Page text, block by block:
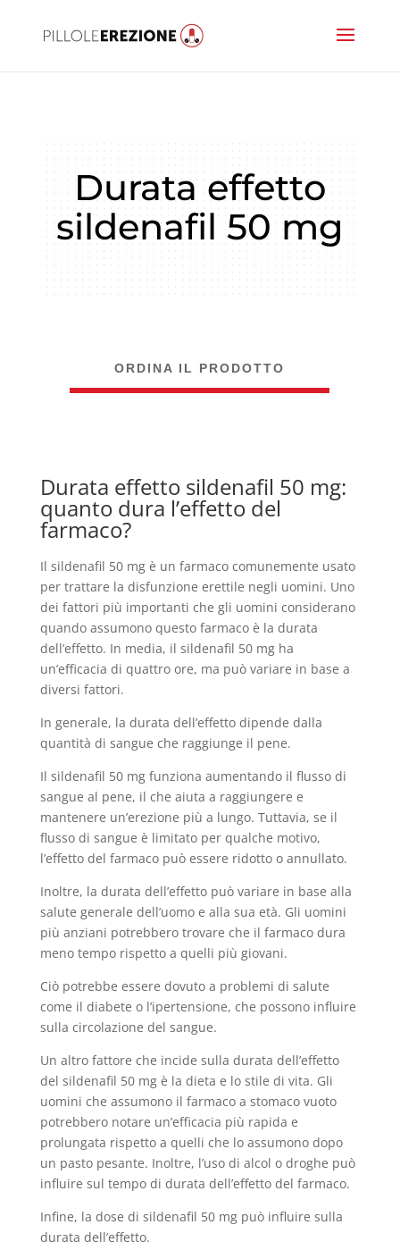
Durata effetto
sildenafil 50 mg
ORDINA IL PRODOTTO
Durata effetto sildenafil 50 mg:
quanto dura l’effetto del
farmaco?
Il sildenafil 50 mg è un farmaco comunemente usato
per trattare la disfunzione erettile negli uomini. Uno
dei fattori più importanti che gli uomini considerano
quando assumono questo farmaco è la durata
dell’effetto. In media, il sildenafil 50 mg ha
un’efficacia di quattro ore, ma può variare in base a
diversi fattori.
In generale, la durata dell’effetto dipende dalla
quantità di sangue che raggiunge il pene.
Il sildenafil 50 mg funziona aumentando il flusso di
sangue al pene, il che aiuta a raggiungere e
mantenere un’erezione più a lungo. Tuttavia, se il
flusso di sangue è limitato per qualche motivo,
l’effetto del farmaco può essere ridotto o annullato.
Inoltre, la durata dell’effetto può variare in base alla
salute generale dell’uomo e alla sua età. Gli uomini
più anziani potrebbero trovare che il farmaco dura
meno tempo rispetto a quelli più giovani.
Ciò potrebbe essere dovuto a problemi di salute
come il diabete o l’ipertensione, che possono influire
sulla circolazione del sangue.
Un altro fattore che incide sulla durata dell’effetto
del sildenafil 50 mg è la dieta e lo stile di vita. Gli
uomini che assumono il farmaco a stomaco vuoto
potrebbero notare un’efficacia più rapida e
prolungata rispetto a quelli che lo assumono dopo
un pasto pesante. Inoltre, l’uso di alcol o droghe può
influire sul tempo di durata dell’effetto del farmaco.
Infine, la dose di sildenafil 50 mg può influire sulla
durata dell’effetto.